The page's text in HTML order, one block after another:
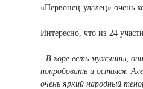
«Первонец-удалец» очень
Интересно, что из 24
- В хоре есть мужчины, они
попробовать и остался.
очень яркий народный